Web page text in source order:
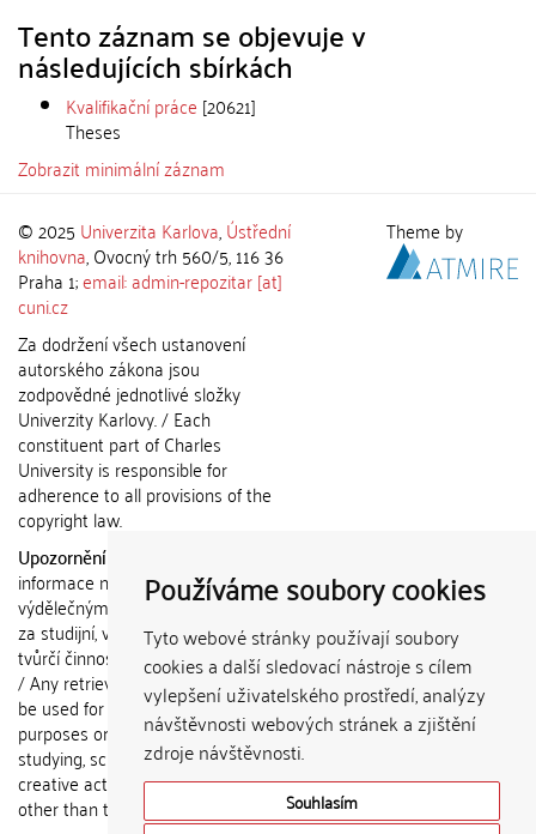
Používáme soubory cookies
Tyto webové stránky používají soubory
cookies a další sledovací nástroje s cílem
vylepšení uživatelského prostředí, analýzy
návštěvnosti webových stránek a zjištění
zdroje návštěvnosti.
Souhlasím
Tento záznam se objevuje v
následujících sbírkách
Kvalifikační práce [20621]
Theses
Zobrazit minimální záznam
© 2025 Univerzita Karlova,Ústřední
knihovna, Ovocný trh 560/5, 116 36
Praha 1;email: admin-repozitar [at]
cuni.cz
Za dodržení všech ustanovení
autorského zákona jsou
zodpovědné jednotlivé složky
Univerzity Karlovy. / Each
constituent part of Charles
University is responsible for
adherence to all provisions of the
copyright law.
Upozornění / Notice:
informace nemohou být použity k
výdělečným účelům nebo vydávány
za studijní, vědeckou nebo jinou
tvůrčí činnost jiné osoby než autora.
/ Any retrieved information shall not
be used for any commercial
purposes or claimed as results of
studying, scientific or any other
creative activities of any person
other than the author.
Theme by